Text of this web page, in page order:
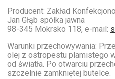
Producent: Zakład
Jan Głąb spółka jawna
98-345 Mokrsko 118, e-mail:
Warunki przechowywania:
olej z ostropestu plamistego
od światła. Po otwarciu
szczelnie zamkniętej butelce.